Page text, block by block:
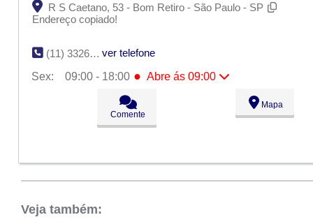
R S Caetano, 53 - Bom Retiro - São Paulo - SP
Endereço copiado!
(11) 3326-5064
ver telefone
Sex:
09:00 - 18:00 ● Abre ás 09:00
09:00 - 18:00
09:00 - 18:00
09:00 - 18:00
Comente
Mapa
Veja também: